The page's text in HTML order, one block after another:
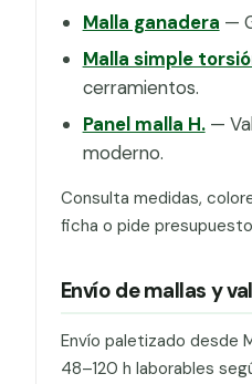
Malla ganadera —
Malla simple
cerramientos.
Panel malla H.—
moderno.
Consulta medidas,
ficha o pide
Envío de mallas y
Envío paletizado desde
48–120 h laborables